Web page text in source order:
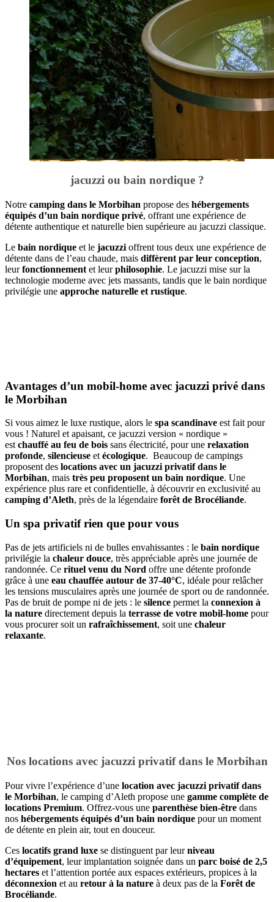
jacuzzi ou bain nordique ?
Notre camping dans le Morbihan propose des hébergements
équipés d’un bain nordique privé, offrant une expérience de
détente authentique et naturelle bien supérieure au jacuzzi classique.
Le bain nordique et le jacuzzi offrent tous deux une expérience de
détente dans de l’eau chaude, mais diffèrent par leur conception,
leurfonctionnement et leurphilosophie. Le jacuzzi mise sur la
technologie moderne avec jets massants, tandis que le bain nordique
privilégie une approche naturelle et rustique.
Avantages d’un mobil-home avec jacuzzi privé dans
le Morbihan
Si vous aimez le luxe rustique, alors le spa scandinave est fait pour
vous ! Naturel et apaisant, ce jacuzzi version « nordique »
estchauffé au feu de bois sans électricité, pour une relaxation
profonde, silencieuse etécologique. Beaucoup de campings
proposent des locations avec un jacuzzi privatif dans le
Morbihan, mais très peu proposent un bain nordique. Une
expérience plus rare et confidentielle, à découvrir en exclusivité au
camping d’Aleth, près de la légendaire forêt de Brocéliande.
Un spa privatif rien que pour vous
Pas de jets artificiels ni de bulles envahissantes : le bain nordique
privilégie la chaleur douce, très appréciable après une journée de
randonnée. Ce rituel venu du Nord offre une détente profonde
grâce à une eau chauffée autour de 37-40°C, idéale pour relâcher
les tensions musculaires après une journée de sport ou de randonnée.
Pas de bruit de pompe ni de jets : le silence permet la connexion à
la nature directement depuis la terrasse de votre mobil-home pour
vous procurer soit un rafraîchissement, soit une chaleur
relaxante.
Nos locations avec jacuzzi privatif dans le Morbihan
Pour vivre l’expérience d’une location avec jacuzzi privatif dans
le Morbihan, le camping d’Aleth propose une gamme complète de
locations Premium. Offrez-vous une parenthèse bien-être dans
nos hébergements équipés d’un bain nordique pour un moment
de détente en plein air, tout en douceur.
Ces locatifs grand luxe se distinguent par leurniveau
d’équipement, leur implantation soignée dans un parc boisé de 2,5
hectares et l’attention portée aux espaces extérieurs, propices à la
déconnexion et au retour à la nature à deux pas de la Forêt de
Brocéliande.